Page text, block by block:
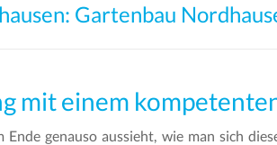
Gartenbau
mit einem
Ende genauso aussieht, wie man sich